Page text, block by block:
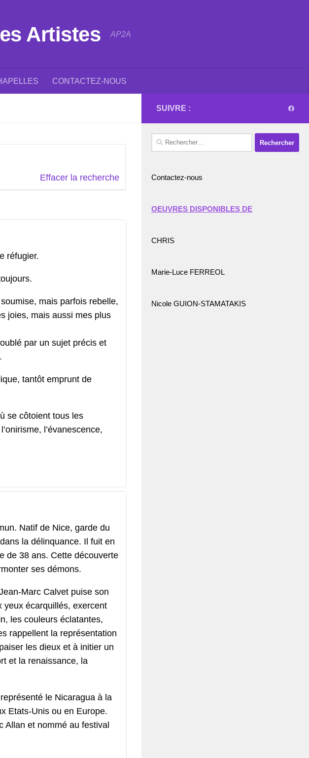
Artistes AP2A
CONTACTEZ-NOUS
Effacer la recherche
réfugier.
mais parfois rebelle,
joies, mais aussi mes plus
par un sujet précis et
tantôt emprunt de
se côtoient tous les
l’évanescence,
Natif de Nice, garde du
la délinquance. Il fuit en
de 38 ans. Cette découverte
ses démons.
Marc Calvet puise son
yeux écarquillés, exercent
les couleurs éclatantes,
rappellent la représentation
les dieux et à initier un
et la renaissance, la
le Nicaragua à la
Etats-Unis ou en Europe.
Allan et nommé au festival
SUIVRE :
Rechercher :
Contactez-nous
OEUVRES DISPONIBLES DE
CHRIS
Marie-Luce FERREOL
Nicole GUION-STAMATAKIS